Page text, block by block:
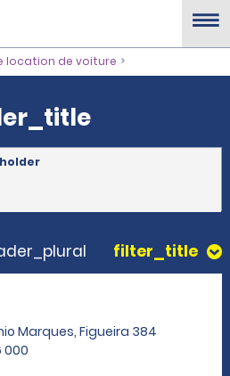
location de voiture
filter_title
Marques, Figueira 384
000